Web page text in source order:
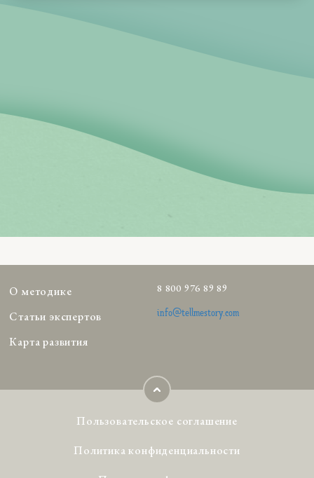
О методике
Статьи экспертов
Карта развития
8 800 976 89 89
info@tellmestory.com
Пользовательское соглашение
Политика конфиденциальности